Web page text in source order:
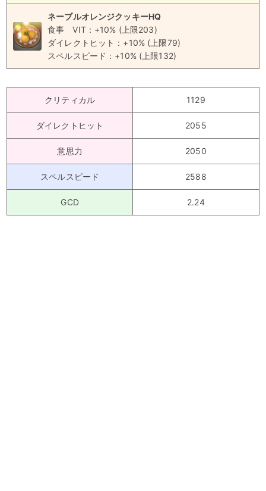
ネーブルオレンジクッキーHQ
食事
VIT：+10% (上限203)
ダイレクトヒット：+10% (上限79)
スペルスピード：+10% (上限132)
クリティカル 1129
ダイレクトヒット 2055
意思力 2050
スペルスピード 2588
GCD 2.24